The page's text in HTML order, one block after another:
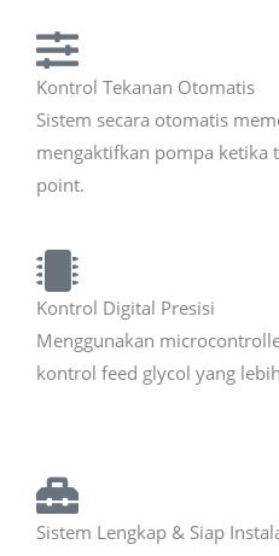
Kontrol Tekanan Otomatis
Sistem secara otomatis
mengaktifkan pompa ketika
point.
Kontrol Digital Presisi
Menggunakan
kontrol feed glycol yang
Sistem Lengkap & Siap